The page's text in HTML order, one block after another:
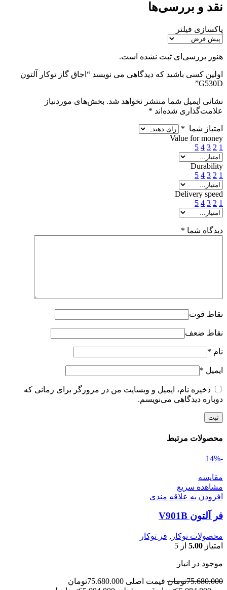
نقد و بررسی‌ها
پاکسازی فیلتر
هنوز بررسی‌ای ثبت نشده است.
اولین کسی باشید که دیدگاهی می نویسد “اجاق گاز توکار آلتون
G530D”
نشانی ایمیل شما منتشر نخواهد شد. بخش‌های موردنیاز
علامت‌گذاری شده‌اند *
امتیاز شما *
Value for money
1
2
3
4
5
Durability
1
2
3
4
5
Delivery speed
1
2
3
4
5
دیدگاه شما *
نقاط قوت
نقاط ضعف
نام *
ایمیل *
ذخیره نام، ایمیل و وبسایت من در مرورگر برای زمانی که
دوباره دیدگاهی می‌نویسم.
محصولات مرتبط
-14%
مقایسه
مشاهده سریع
افزودن به علاقه مندی
فر آلتون V901B
محصولات توکار , فر توکار
امتیاز 5.00 از 5
موجود در انبار
75.680.000تومان
قیمت اصلی 75.680.000تومان